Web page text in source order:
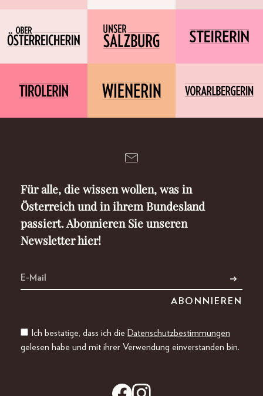
Für alle, die wissen wollen, was in
Österreich und in ihrem Bundesland
passiert. Abonnieren Sie unseren
Newsletter hier!
Ich bestätige, dass ich die Datenschutzbestimmungen
gelesen habe und mit ihrer Verwendung einverstanden bin.